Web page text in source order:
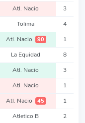
Atl. Nacio 3
Tolima 4
Atl. Nacio 90 1
La Equidad 8
Atl. Nacio 3
Atl. Nacio 1
Atl. Nacio 45 1
Atletico B 2